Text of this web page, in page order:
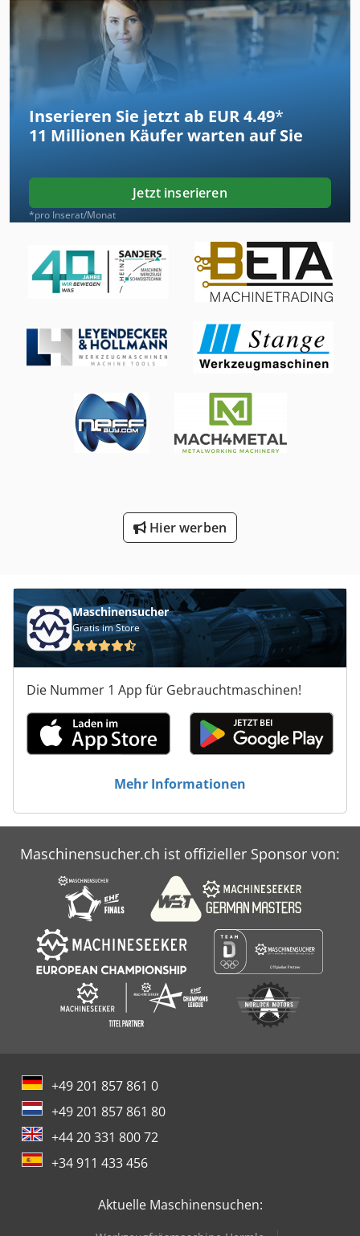
Inserieren Sie jetzt ab EUR 4.49*
11 Millionen Käufer warten auf Sie
Jetzt inserieren
*pro Inserat/Monat
Hier werben
Maschinensucher
Gratis im Store
Die Nummer 1 App für Gebrauchtmaschinen!
Mehr Informationen
Maschinensucher.ch ist offizieller Sponsor von:
+49 201 857 861 0
+49 201 857 861 80
+44 20 331 800 72
+34 911 433 456
Aktuelle Maschinensuchen: